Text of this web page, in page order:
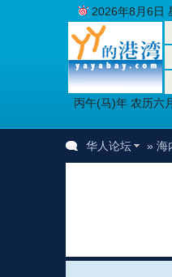
丙午(马)年 农历六
2026年8月6日
华人论坛 » 海